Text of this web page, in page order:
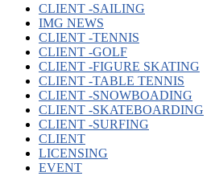
CLIENT -SAILING
IMG NEWS
CLIENT -TENNIS
CLIENT -GOLF
CLIENT -FIGURE SKATING
CLIENT -TABLE TENNIS
CLIENT -SNOWBOADING
CLIENT -SKATEBOARDING
CLIENT -SURFING
CLIENT
LICENSING
EVENT